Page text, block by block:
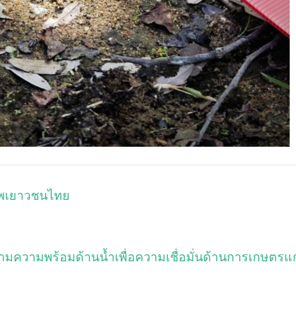
ยาวชนไทย
ความพร้อมด้านน้ำเพื่อความเชื่อมั่นด้านการเกษตรแ